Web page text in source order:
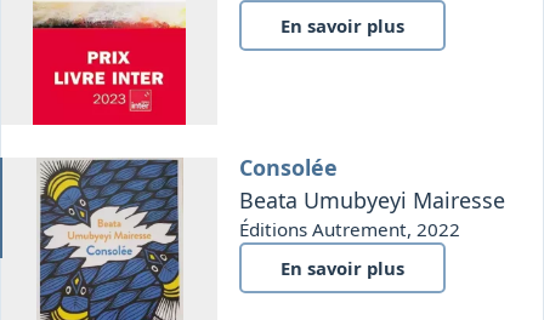
En savoir plus
Consolée
Beata Umubyeyi Mairesse
Éditions Autrement, 2022
En savoir plus